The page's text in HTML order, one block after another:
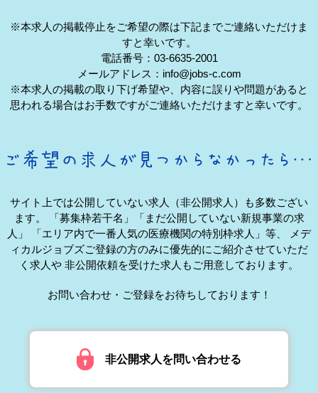
※本求人の掲載停止をご希望の際は下記までご連絡いただけま
すと幸いです。
電話番号：03-6635-2001
メールアドレス：info@jobs-c.com
※本求人の掲載の取り下げ希望や、内容に誤りや問題があると
思われる場合はお手数ですがご連絡いただけますと幸いです。
サイト上では公開していない求人（非公開求人）も多数ござい
ます。
「募集枠若干名」「まだ公開していない新規事業の求
人」
「エリア内で一番人気の医療機関の特別枠求人」等、
メデ
ィカルジョブズご登録の方のみに優先的にご紹介させていただ
く求人や 非公開依頼を受けた求人もご用意しております。
お問い合わせ・ご登録をお待ちしております！
非公開求人を問い合わせる